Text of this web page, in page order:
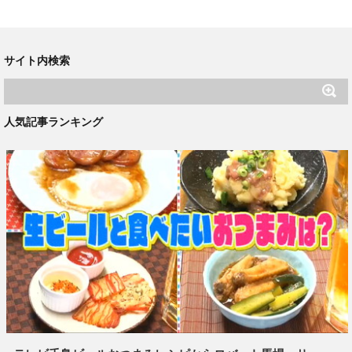
サイト内検索
人気記事ランキング